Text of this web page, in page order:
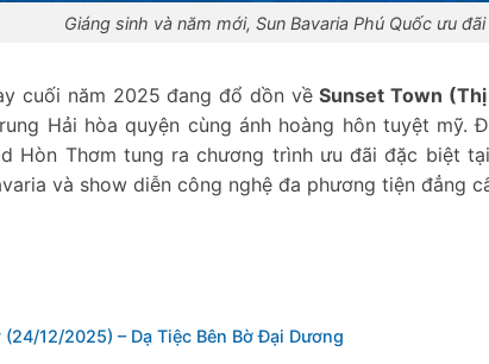
Giáng sinh và năm mới, Sun Bavaria Phú Quốc ưu
cuối năm 2025 đang đổ dồn vềSunset Town
Hải hòa quyện cùng ánh hoàng hôn tuyệt mỹ.
Hòn Thơm tung ra chương trình ưu đãi đặc biệt
và show diễn công nghệ đa phương tiện đẳng
12/2025) – Dạ Tiệc Bên Bờ Đại Dương